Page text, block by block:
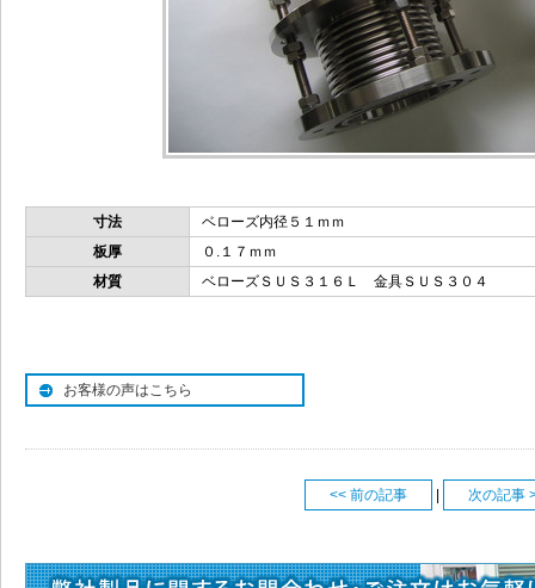
寸法
ベローズ内径５１ｍｍ
板厚
０.１７ｍｍ
材質
ベローズＳＵＳ３１６Ｌ 金具ＳＵＳ３０４
お客様の声はこちら
<< 前の記事 次の記事